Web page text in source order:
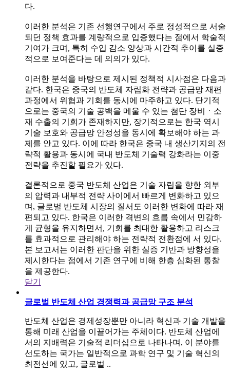
다.
이러한 분석은 기존 선행연구에서 주로 정성적으로 서술
되던 정책 효과를 계량적으로 입증했다는 점에서 학술적
기여가 크며, 특히 수입 감소 양상과 시간적 추이를 실증
적으로 보여준다는 데 의의가 있다.
이러한 분석을 바탕으로 제시된 정책적 시사점은 다음과
같다. 한국은 중국의 반도체 자립화 전략과 공급망 재편
과정에서 위협과 기회를 동시에 마주하고 있다. 단기적
으로는 중국의 기술 공백을 메울 수 있는 첨단 장비ㆍ소
재 수출의 기회가 존재하지만, 장기적으로는 한국 역시
기술 보호와 공급망 안정성을 동시에 확보해야 하는 과
제를 안고 있다. 이에 따라 한국은 중국 내 생산기지의 전
략적 활용과 동시에 국내 반도체 기술력 강화라는 이중
전략을 추진할 필요가 있다.
결론적으로 중국 반도체 산업은 기술 자립을 향한 외부
의 압력과 내부적 전략 사이에서 빠르게 변화하고 있으
며, 글로벌 반도체 시장의 질서도 이러한 변화에 따라 재
편되고 있다. 한국은 이러한 격변의 흐름 속에서 민감하
게 균형을 유지하면서, 기회를 최대한 활용하고 리스크
를 효과적으로 관리해야 하는 전략적 전환점에 서 있다.
본 보고서는 이러한 판단을 위한 실증 기반과 방향성을
제시한다는 점에서 기존 연구에 비해 한층 심화된 통찰
을 제공한다.
닫기
글로벌 반도체 산업 경쟁력과 공급망 구조 분석
반도체 산업은 경제성장뿐만 아니라 혁신과 기술 개발을
통해 미래 산업을 이끌어가는 주체이다. 반도체 산업에
서의 지배력은 기술적 리더십으로 나타나며, 이 분야를
선도하는 국가는 일반적으로 과학 연구 및 기술 혁신의
최전선에 있고, 글로벌 ..